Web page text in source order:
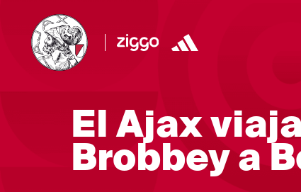
El Ajax
Brobbey a